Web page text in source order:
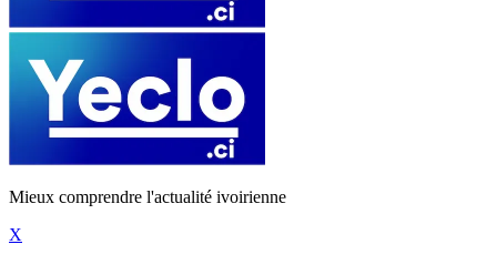
Mieux comprendre l'actualité ivoirienne
X